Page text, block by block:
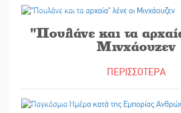
"Πουλάνε και τα
Μινχάουζεν
ΠΕΡΙΣΣΟΤΕΡΑ